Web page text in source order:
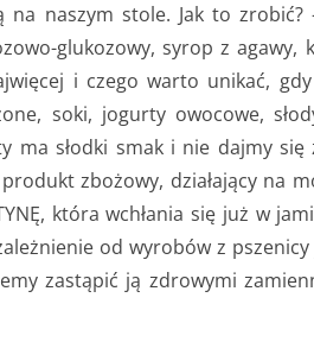
naszym stole. Jak to zrobić?
glukozowy, syrop z agawy,
i czego warto unikać,
soki, jogurty owocowe,
słodki smak i nie dajmy się
zbożowy, działający na
która wchłania się już w
od wyrobów z
zastąpić ją zdrowymi